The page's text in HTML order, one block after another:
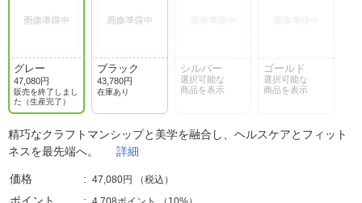
グレー
47,080円
販売を終了しまし
た（生産完了）
ブラック
43,780円
在庫あり
シルバー
選択可能な
商品を表示
ゴールド
選択可能な
商品を表示
精巧なクラフトマンシップと美学を融合し、ヘルスケアとフィット
ネスを最先端へ。 詳細
価格 47,080円 （税込）
ポイント